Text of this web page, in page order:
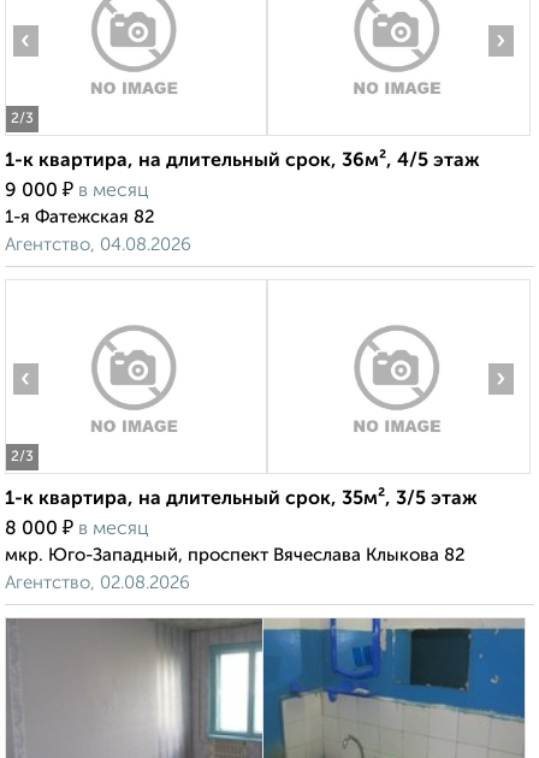
2/3
‹ ›
1-к квартира, на длительный срок, 36м², 4/5 этаж
9 000 ₽ в месяц
1-я Фатежская 82
Агентство, 04.08.2026
2/3
‹ ›
1-к квартира, на длительный срок, 35м², 3/5 этаж
8 000 ₽ в месяц
мкр. Юго-Западный, проспект Вячеслава Клыкова 82
Агентство, 02.08.2026